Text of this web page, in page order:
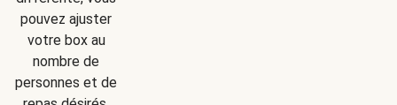
pouvez ajuster
votre box au
nombre de
personnes et de